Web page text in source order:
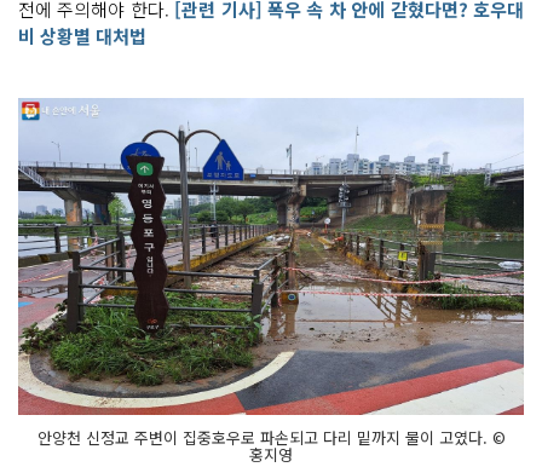
전에 주의해야 한다. [관련 기사] 폭우 속 차 안에 갇혔다면? 호우대
비 상황별 대처법
안양천 신정교 주변이 집중호우로 파손되고 다리 밑까지 물이 고였다. ©
홍지영